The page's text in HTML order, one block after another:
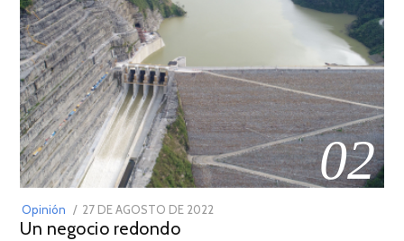
02
Opinión
POSTED
ON
27 DE AGOSTO DE 2022
Un negocio redondo